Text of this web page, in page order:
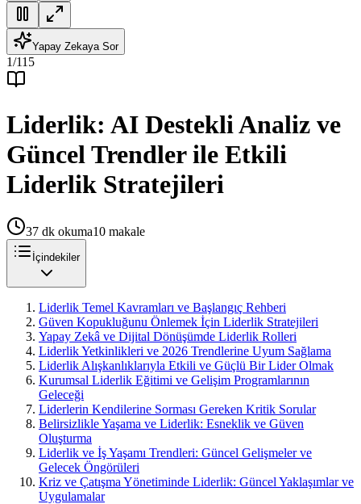
Yapay Zekaya Sor
1/115
Liderlik: AI Destekli Analiz ve
Güncel Trendler ile Etkili
Liderlik Stratejileri
37 dk okuma10 makale
İçindekiler
Liderlik Temel Kavramları ve Başlangıç Rehberi
Güven Kopukluğunu Önlemek İçin Liderlik Stratejileri
Yapay Zekâ ve Dijital Dönüşümde Liderlik Rolleri
Liderlik Yetkinlikleri ve 2026 Trendlerine Uyum Sağlama
Liderlik Alışkanlıklarıyla Etkili ve Güçlü Bir Lider Olmak
Kurumsal Liderlik Eğitimi ve Gelişim Programlarının
Geleceği
Liderlerin Kendilerine Sorması Gereken Kritik Sorular
Belirsizlikle Yaşama ve Liderlik: Esneklik ve Güven
Oluşturma
Liderlik ve İş Yaşamı Trendleri: Güncel Gelişmeler ve
Gelecek Öngörüleri
Kriz ve Çatışma Yönetiminde Liderlik: Güncel Yaklaşımlar ve
Uygulamalar